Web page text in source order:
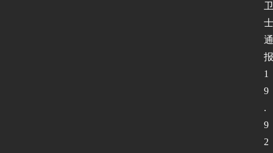
卫
士
通
报
1
9
.
9
2